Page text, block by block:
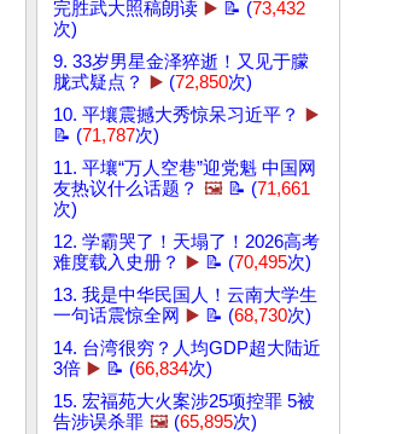
完胜武大照稿朗读 ▶️ 📝 (73,432
次)
9. 33岁男星金泽猝逝！又见于朦
胧式疑点？
▶️ (72,850次)
10. 平壤震撼大秀惊呆习近平？
▶️
📝 (71,787次)
11. 平壤“万人空巷”迎党魁 中国网
友热议什么话题？ 🖼️ 📝 (71,661
次)
12. 学霸哭了！天塌了！2026高考
难度载入史册？
▶️ 📝 (70,495次)
13. 我是中华民国人！云南大学生
一句话震惊全网 ▶️ 📝 (68,730次)
14. 台湾很穷？人均GDP超大陆近
3倍 ▶️ 📝 (66,834次)
15. 宏福苑大火案涉25项控罪 5被
告涉误杀罪 🖼️ (65,895次)